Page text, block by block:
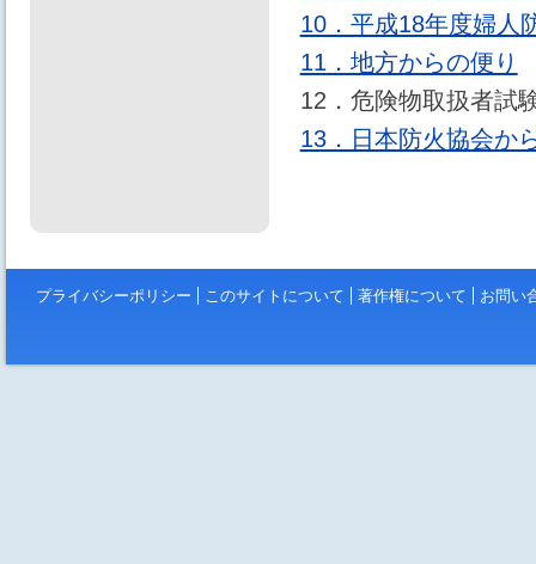
10．平成18年度婦人
11．地方からの便り
12．危険物取扱者試
13．日本防火協会か
プライバシーポリシー このサイトについて 著作権について お問い